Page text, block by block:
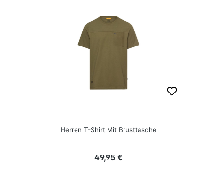
Herren T-Shirt Mit Brusttasche
Regulärer Preis:
49,95 €